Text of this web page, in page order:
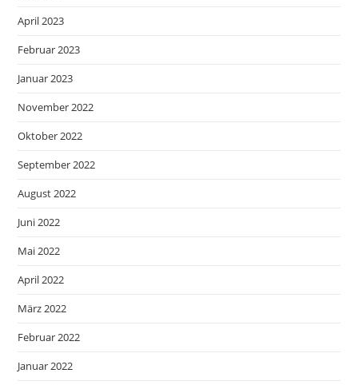
April 2023
Februar 2023
Januar 2023
November 2022
Oktober 2022
September 2022
August 2022
Juni 2022
Mai 2022
April 2022
März 2022
Februar 2022
Januar 2022